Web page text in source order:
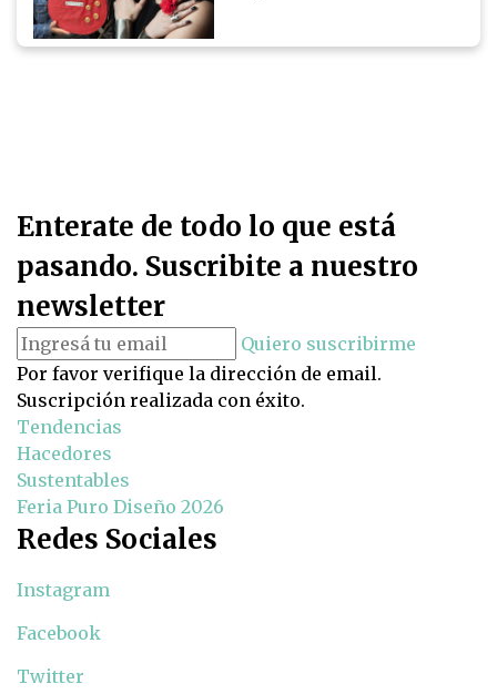
Enterate de todo lo que está
pasando. Suscribite a nuestro
newsletter
Quiero suscribirme
Por favor verifique la dirección de email.
Suscripción realizada con éxito.
Tendencias
Hacedores
Sustentables
Feria Puro Diseño 2026
Redes Sociales
Instagram
Facebook
Twitter